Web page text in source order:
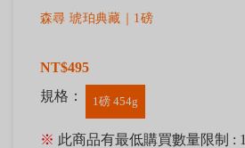
森尋 琥珀典藏｜1磅
NT$495
規格：
1磅 454g
※ 此商品有最低購買數量限制 : 1